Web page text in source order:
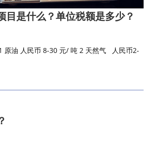
目是什么？单位税额是多少？
原油 人民币 8-30 元/ 吨 2 天然气 人民币2-